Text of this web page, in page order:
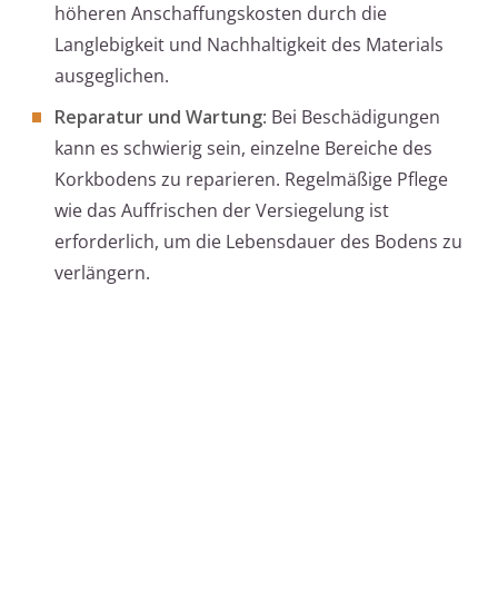
höheren Anschaffungskosten durch die
Langlebigkeit und Nachhaltigkeit des Materials
ausgeglichen.
Reparatur und Wartung: Bei Beschädigungen
kann es schwierig sein, einzelne Bereiche des
Korkbodens zu reparieren. Regelmäßige Pflege
wie das Auffrischen der Versiegelung ist
erforderlich, um die Lebensdauer des Bodens zu
verlängern.